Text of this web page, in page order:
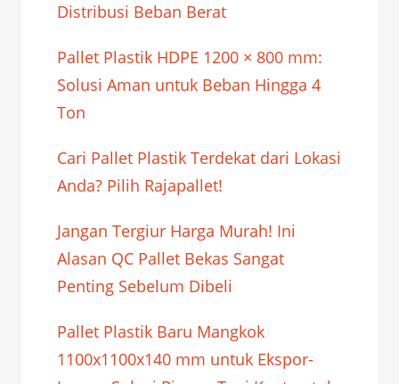
Distribusi Beban Berat
Pallet Plastik HDPE 1200 × 800 mm:
Solusi Aman untuk Beban Hingga 4
Ton
Cari Pallet Plastik Terdekat dari Lokasi
Anda? Pilih Rajapallet!
Jangan Tergiur Harga Murah! Ini
Alasan QC Pallet Bekas Sangat
Penting Sebelum Dibeli
Pallet Plastik Baru Mangkok
1100x1100x140 mm untuk Ekspor-